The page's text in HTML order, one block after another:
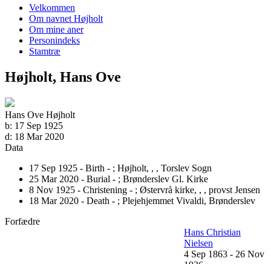
Velkommen
Om navnet Højholt
Om mine aner
Personindeks
Stamtræ
Højholt, Hans Ove
Hans Ove Højholt
b: 17 Sep 1925
d: 18 Mar 2020
Data
17 Sep 1925 - Birth - ; Højholt, , , Torslev Sogn
25 Mar 2020 - Burial - ; Brønderslev Gl. Kirke
8 Nov 1925 - Christening - ; Østervrå kirke, , , provst Jensen
18 Mar 2020 - Death - ; Plejehjemmet Vivaldi, Brønderslev
Forfædre
Hans Christian
Nielsen
4 Sep 1863 - 26 Nov